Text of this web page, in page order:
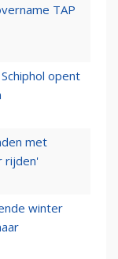
TAP
opent
met
rijden'
winter